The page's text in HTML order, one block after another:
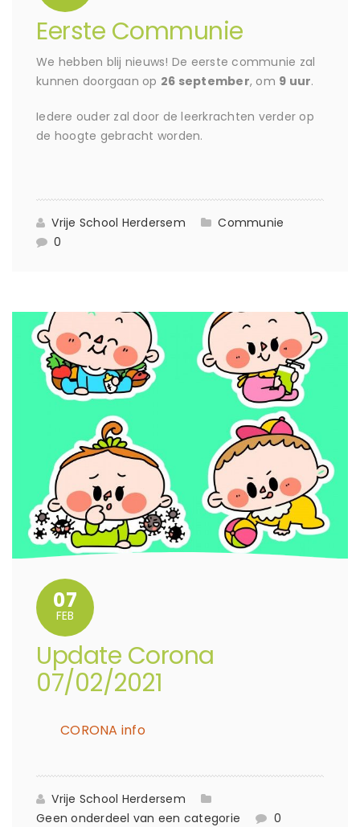
Eerste Communie
We hebben blij nieuws! De eerste communie zal
kunnen doorgaan op 26 september, om 9 uur.
Iedere ouder zal door de leerkrachten verder op
de hoogte gebracht worden.
Vrije School Herdersem
Communie
0
07
FEB
Update Corona
07/02/2021
CORONA info
Vrije School Herdersem
Geen onderdeel van een categorie
0